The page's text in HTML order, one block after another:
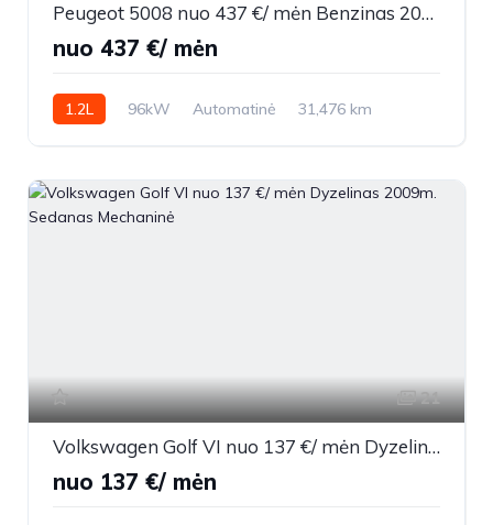
Peugeot 5008 nuo 437 €/ mėn Benzinas 2023m. Visureigis Automatinė
nuo 437 €/ mėn
1.2L 96kW Automatinė
31,476 km
21
Volkswagen Golf VI nuo 137 €/ mėn Dyzelinas 2009m. Sedanas Mechaninė
nuo 137 €/ mėn